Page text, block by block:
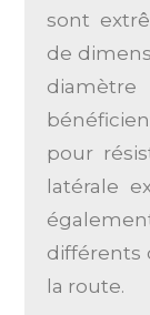
sont
de
pour
latérale
différents
la route.